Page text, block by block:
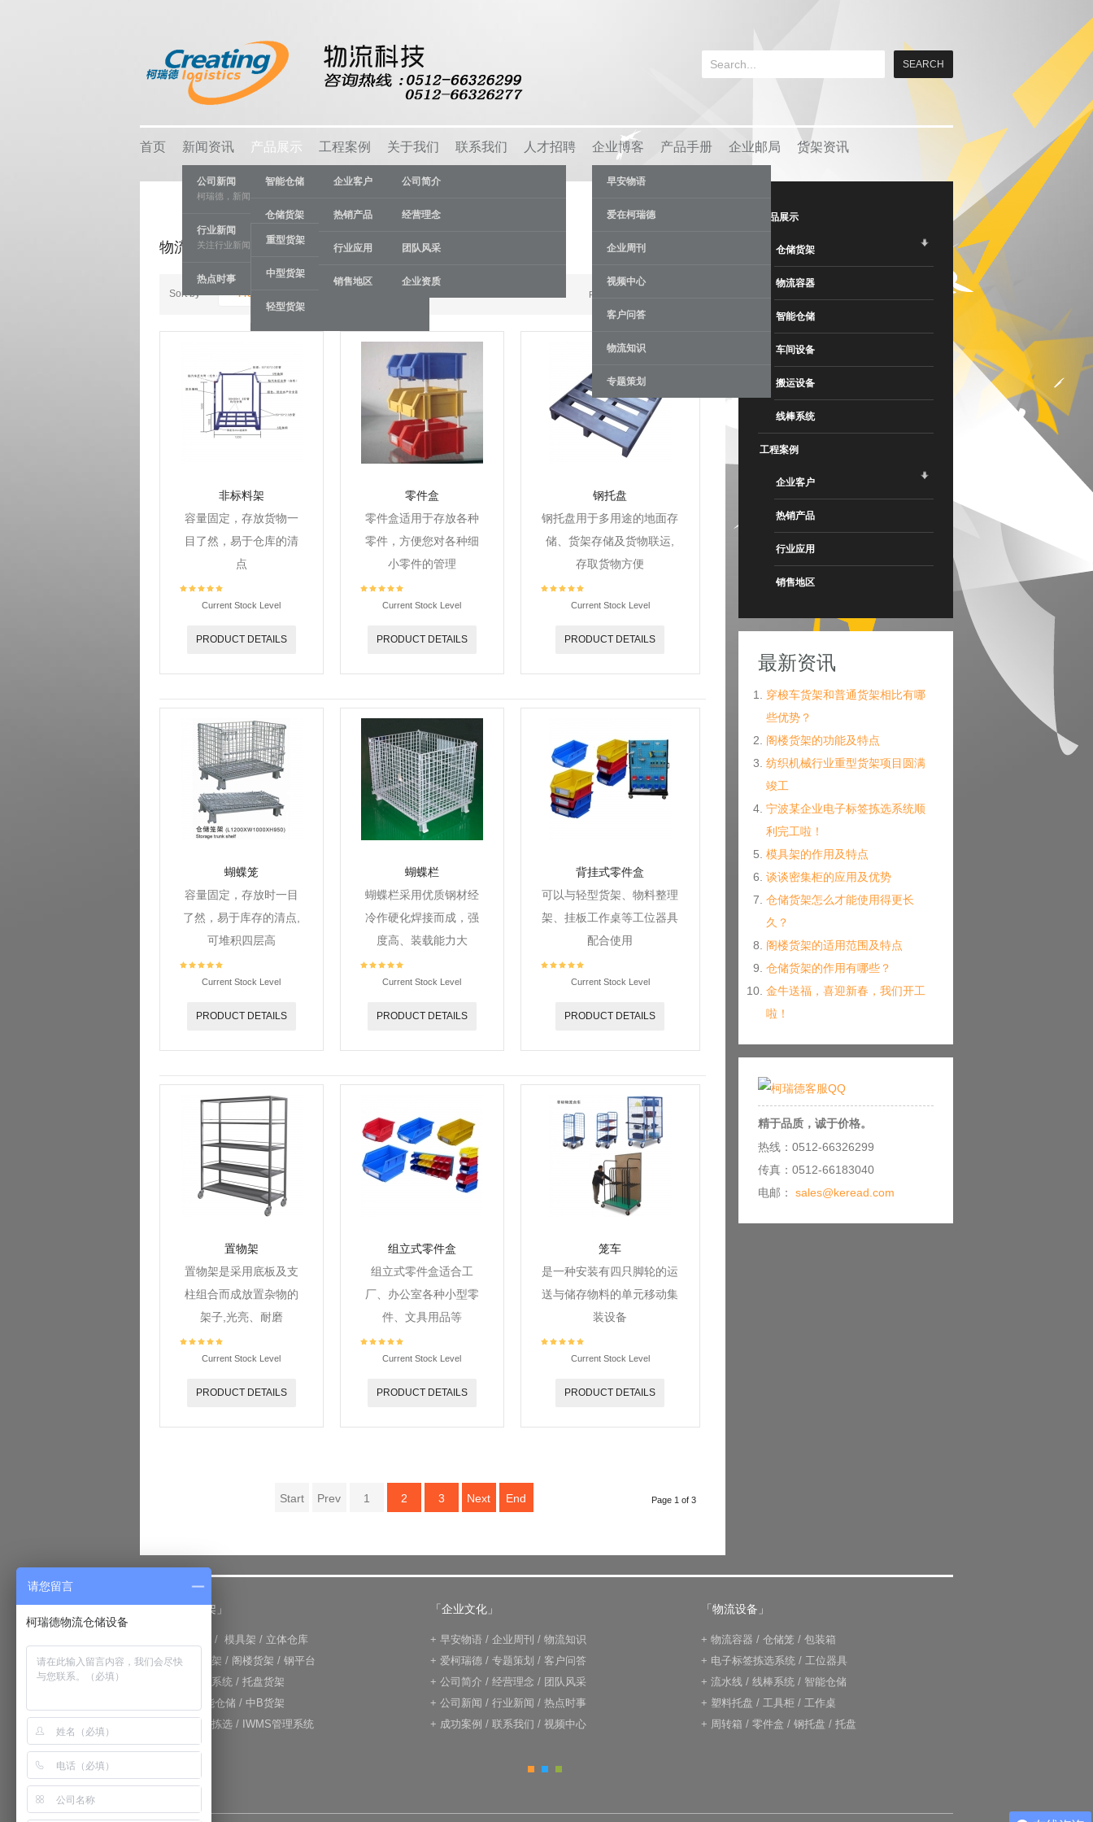
首页 新闻资讯
公司新闻
柯瑞德，新闻资讯
行业新闻
关注行业新闻，推动行业发展。
热点时事
产品展示
智能仓储
仓储货架
重型货架
中型货架
轻型货架
物流容器
车间设备
线棒系统
工程案例
企业客户
热销产品
行业应用
销售地区
关于我们
公司简介
经营理念
团队风采
企业资质
联系我们 人才招聘 企业博客
早安物语
爱在柯瑞德
企业周刊
视频中心
客户问答
物流知识
专题策划
产品手册 企业邮局 货架资讯
物流容器
Sort by Product Name -/+ Results 1 - 9 of 26
非标料架
容量固定，存放货物一
目了然，易于仓库的清
点
Current Stock Level
PRODUCT DETAILS
零件盒
零件盒适用于存放各种
零件，方便您对各种细
小零件的管理
Current Stock Level
PRODUCT DETAILS
钢托盘
钢托盘用于多用途的地面存
储、货架存储及货物联运,
存取货物方便
Current Stock Level
PRODUCT DETAILS
蝴蝶笼
容量固定，存放时一目
了然，易于库存的清点,
可堆积四层高
Current Stock Level
PRODUCT DETAILS
蝴蝶栏
蝴蝶栏采用优质钢材经
冷作硬化焊接而成，强
度高、装载能力大
Current Stock Level
PRODUCT DETAILS
背挂式零件盒
可以与轻型货架、物料整理
架、挂板工作桌等工位器具
配合使用
Current Stock Level
PRODUCT DETAILS
置物架
置物架是采用底板及支
柱组合而成放置杂物的
架子,光亮、耐磨
Current Stock Level
PRODUCT DETAILS
组立式零件盒
组立式零件盒适合工
厂、办公室各种小型零
件、文具用品等
Current Stock Level
PRODUCT DETAILS
笼车
是一种安装有四只脚轮的运
送与储存物料的单元移动集
装设备
Current Stock Level
PRODUCT DETAILS
Start Prev 1 2 3 Next End Page 1 of 3
产品展示
仓储货架
物流容器
智能仓储
车间设备
搬运设备
线棒系统
工程案例
企业客户
热销产品
行业应用
销售地区
最新资讯
穿梭车货架和普通货架相比有哪
些优势？
阁楼货架的功能及特点
纺织机械行业重型货架项目圆满
竣工
宁波某企业电子标签拣选系统顺
利完工啦！
模具架的作用及特点
谈谈密集柜的应用及优势
仓储货架怎么才能使用得更长
久？
阁楼货架的适用范围及特点
仓储货架的作用有哪些？
金牛送福，喜迎新春，我们开工
啦！
精于品质，诚于价格。
热线：0512-66326299
传真：0512-66183040
电邮： sales@keread.com
「仓储货架」
/ 模具架 / 立体仓库
+重力式货架 / 阁楼货架 / 钢平台
仓库输送系统 / 托盘货架
RFID智能仓储 / 中B货架
电子标签拣选 / IWMS管理系统
「企业文化」
+ 早安物语 / 企业周刊 / 物流知识
+ 爱柯瑞德 / 专题策划 / 客户问答
+ 公司简介 / 经营理念 / 团队风采
+ 公司新闻 / 行业新闻 / 热点时事
+ 成功案例 / 联系我们 / 视频中心
「物流设备」
+ 物流容器 / 仓储笼 / 包装箱
+ 电子标签拣选系统 / 工位器具
+ 流水线 / 线棒系统 / 智能仓储
+ 塑料托盘 / 工具柜 / 工作桌
+ 周转箱 / 零件盒 / 钢托盘 / 托盘
请您留言
柯瑞德物流仓储设备